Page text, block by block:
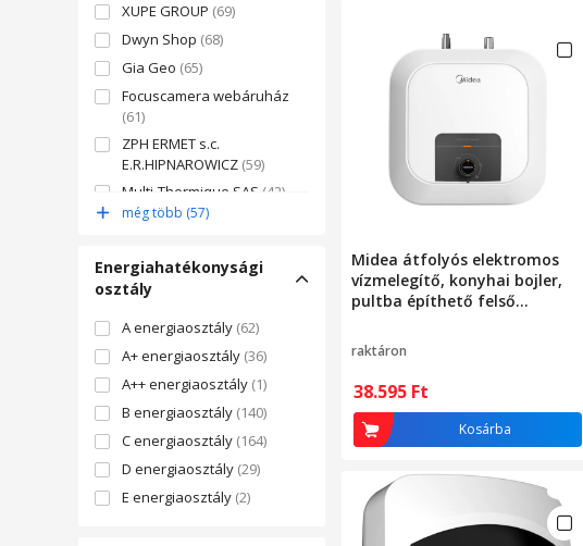
XUPE GROUP (69)
Dwyn Shop (68)
Gia Geo (65)
Focuscamera webáruház
(61)
ZPH ERMET s.c.
E.R.HIPNAROWICZ (59)
Multi-Thermique SAS (42)
Unicat bv (27)
ARISTON HUNGáRIA KFT.
(24)
még több (57)
Energiahatékonysági
osztály
A energiaosztály (62)
A+ energiaosztály (36)
A++ energiaosztály (1)
B energiaosztály (140)
C energiaosztály (164)
D energiaosztály (29)
E energiaosztály (2)
Midea átfolyós elektromos
vízmelegítő, konyhai bojler,
pultba építhető felső
20vd1-u 2000w 10literes
raktáron
38.595 Ft
Kosárba